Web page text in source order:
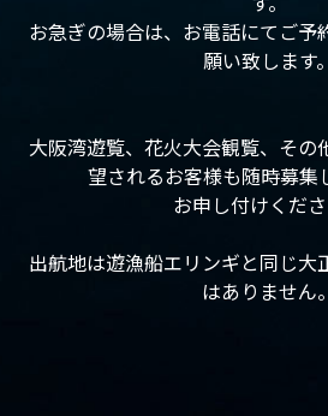
お急ぎの場合は、お電話にてご予
願い致します。
大阪湾遊覧、花火大会観覧、その
望されるお客様も随時募集
お申し付けくださ
出航地は遊漁船エリンギと同じ大
はありません。